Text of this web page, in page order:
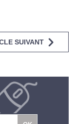
SUIVANT